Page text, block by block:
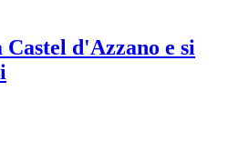
d'Azzano e si